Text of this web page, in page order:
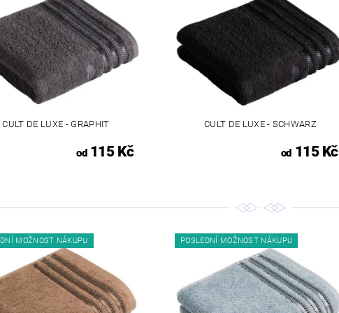
CULT DE LUXE - GRAPHIT
od115 Kč
CULT DE LUXE - SCHWARZ
od 115 Kč
MOŽNOST NÁKUPU POSLEDNÍ MOŽNOST NÁKUPU